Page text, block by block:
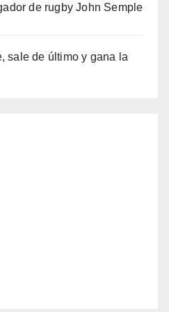
de rugby John Semple
sale de último y gana la